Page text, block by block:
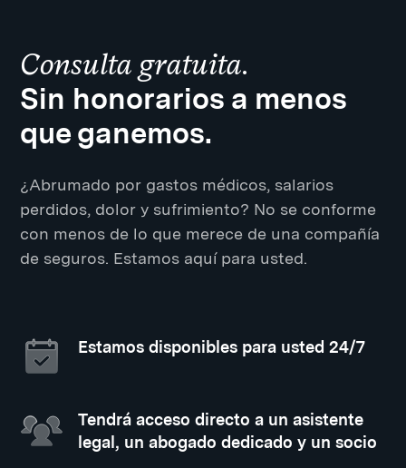
Consulta gratuita.
Sin honorarios a menos
que ganemos.
¿Abrumado por gastos médicos, salarios
perdidos, dolor y sufrimiento? No se conforme
con menos de lo que merece de una compañía
de seguros. Estamos aquí para usted.
Estamos disponibles para usted 24/7
Tendrá acceso directo a un asistente
legal, un abogado dedicado y un socio